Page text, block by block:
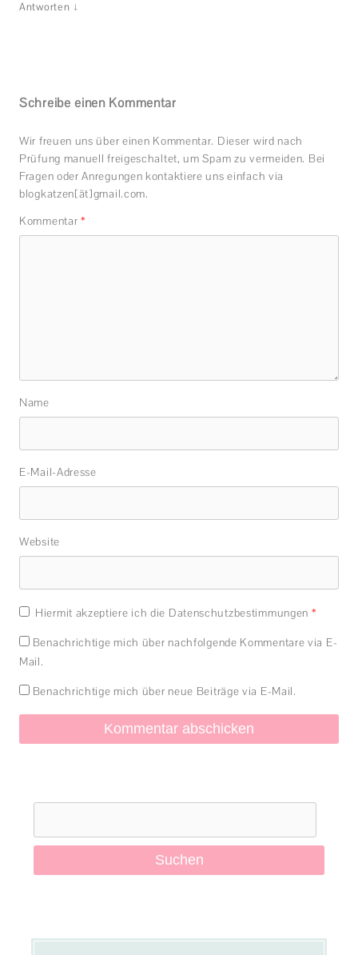
Antworten ↓
Schreibe einen Kommentar
Wir freuen uns über einen Kommentar. Dieser wird nach
Prüfung manuell freigeschaltet, um Spam zu vermeiden. Bei
Fragen oder Anregungen kontaktiere uns einfach via
blogkatzen[ät]gmail.com.
Kommentar *
Name
E-Mail-Adresse
Website
Hiermit akzeptiere ich die Datenschutzbestimmungen *
Benachrichtige mich über nachfolgende Kommentare via E-
Mail.
Benachrichtige mich über neue Beiträge via E-Mail.
Suchen